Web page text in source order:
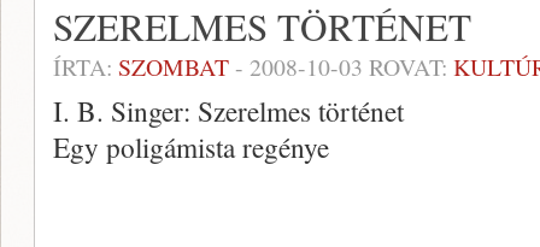
SZERELMES TÖRTÉNET
ÍRTA: SZOMBAT- 2008-10-03 ROVAT:
I. B. Singer: Szerelmes történet
Egy poligámista regénye